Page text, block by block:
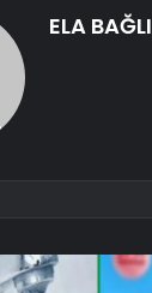
ELA BAĞLI